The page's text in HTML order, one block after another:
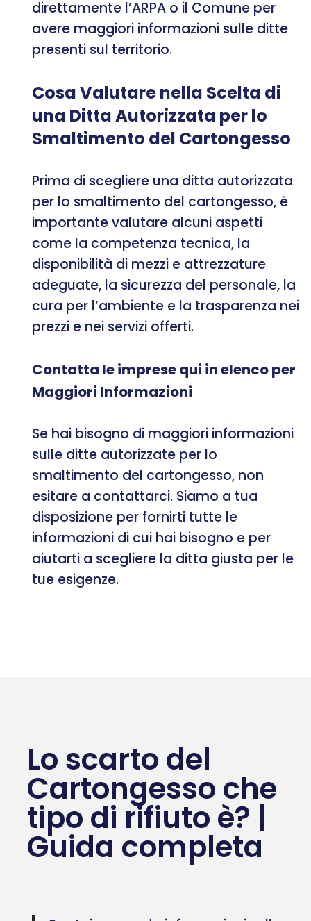
direttamente l’ARPA o il Comune per
avere maggiori informazioni sulle ditte
presenti sul territorio.
Cosa Valutare nella Scelta di
una Ditta Autorizzata per lo
Smaltimento del Cartongesso
Prima di scegliere una ditta autorizzata
per lo smaltimento del cartongesso, è
importante valutare alcuni aspetti
come la competenza tecnica, la
disponibilità di mezzi e attrezzature
adeguate, la sicurezza del personale, la
cura per l’ambiente e la trasparenza nei
prezzi e nei servizi offerti.
Contatta le imprese qui in elenco per
Maggiori Informazioni
Se hai bisogno di maggiori informazioni
sulle ditte autorizzate per lo
smaltimento del cartongesso, non
esitare a contattarci. Siamo a tua
disposizione per fornirti tutte le
informazioni di cui hai bisogno e per
aiutarti a scegliere la ditta giusta per le
tue esigenze.
Lo scarto del
Cartongesso che
tipo di rifiuto è? |
Guida completa